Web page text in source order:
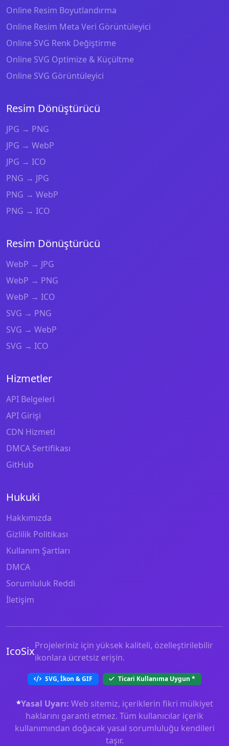
Online Resim Boyutlandırma
Online Resim Meta Veri Görüntüleyici
Online SVG Renk Değiştirme
Online SVG Optimize & Küçültme
Online SVG Görüntüleyici
Resim Dönüştürücü
JPG → PNG
JPG → WebP
JPG → ICO
PNG → JPG
PNG → WebP
PNG → ICO
Resim Dönüştürücü
WebP → JPG
WebP → PNG
WebP → ICO
SVG → PNG
SVG → WebP
SVG → ICO
Hizmetler
API Belgeleri
API Girişi
CDN Hizmeti
DMCA Sertifikası
GitHub
Hukuki
Hakkımızda
Gizlilik Politikası
Kullanım Şartları
DMCA
Sorumluluk Reddi
İletişim
IcoSixProjeleriniz için yüksek kaliteli, özelleştirilebilir
ikonlara ücretsiz erişin.
SVG, İkon & GIF Ticari Kullanıma Uygun *
*Yasal Uyarı: Web sitemiz, içeriklerin fikri mülkiyet
haklarını garanti etmez. Tüm kullanıcılar içerik
kullanımından doğacak yasal sorumluluğu kendileri
taşır.